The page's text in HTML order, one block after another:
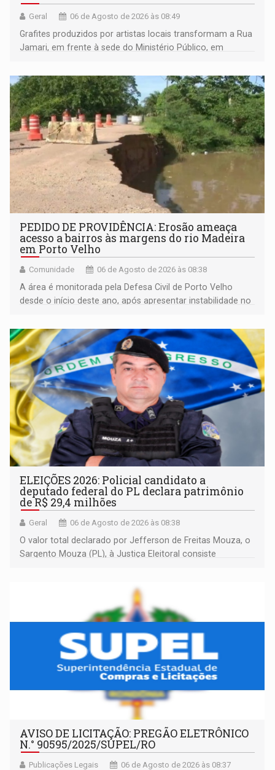
Geral 06 de Agosto de 2026 às 08:49
Grafites produzidos por artistas locais transformam a Rua
Jamari, em frente à sede do Ministério Público, em
da Penha e o enfrentamento à violência
PEDIDO DE PROVIDÊNCIA: Erosão ameaça
acesso a bairros às margens do rio Madeira
em Porto Velho
Comunidade 06 de Agosto de 2026 às 08:38
A área é monitorada pela Defesa Civil de Porto Velho
desde o início deste ano, após apresentar instabilidade no
ELEIÇÕES 2026: Policial candidato a
deputado federal do PL declara patrimônio
de R$ 29,4 milhões
Geral 06 de Agosto de 2026 às 08:38
O valor total declarado por Jefferson de Freitas Mouza, o
Sargento Mouza (PL), à Justiça Eleitoral consiste
AVISO DE LICITAÇÃO: PREGÃO ELETRÔNICO
N.° 90595/2025/SUPEL/RO
Publicações Legais 06 de Agosto de 2026 às 08:37